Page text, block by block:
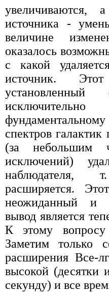
увеличиваются,
источника -
величине
оказалось
с какой
источник. Этот
спектров
(за небольшим
исключений)
расширяется.
неожиданный и
вывод является
К этому
Заметим только
расширения Все-
высокой (десятки
секунду) и все